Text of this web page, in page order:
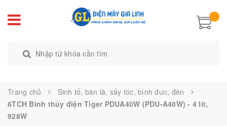
Trang chủ
Sinh tố, bàn là, sấy tóc, bình đun, đèn
6TCH Bình thủy điện Tiger PDUA40W (PDU-A40W) - 4 lít,
928W